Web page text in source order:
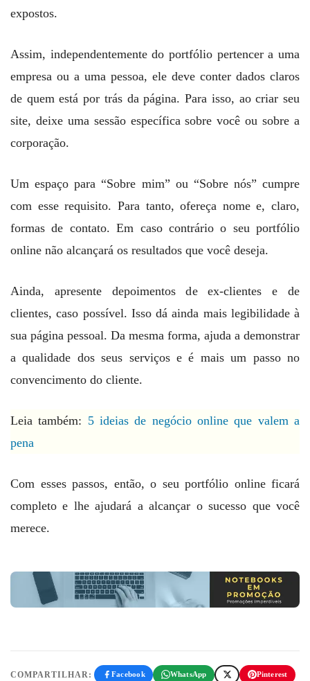
expostos.
Assim, independentemente do portfólio pertencer a uma
empresa ou a uma pessoa, ele deve conter dados claros
de quem está por trás da página. Para isso, ao criar seu
site, deixe uma sessão específica sobre você ou sobre a
corporação.
Um espaço para “Sobre mim” ou “Sobre nós” cumpre
com esse requisito. Para tanto, ofereça nome e, claro,
formas de contato. Em caso contrário o seu portfólio
online não alcançará os resultados que você deseja.
Ainda, apresente depoimentos de ex-clientes e de
clientes, caso possível. Isso dá ainda mais legibilidade à
sua página pessoal. Da mesma forma, ajuda a demonstrar
a qualidade dos seus serviços e é mais um passo no
convencimento do cliente.
Leia também: 5 ideias de negócio online que valem a
pena
Com esses passos, então, o seu portfólio online ficará
completo e lhe ajudará a alcançar o sucesso que você
merece.
COMPARTILHAR: Facebook WhatsApp Pinterest